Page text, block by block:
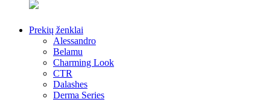
Prekių ženklai
Alessandro
Belamu
Charming Look
CTR
Dalashes
Derma Series